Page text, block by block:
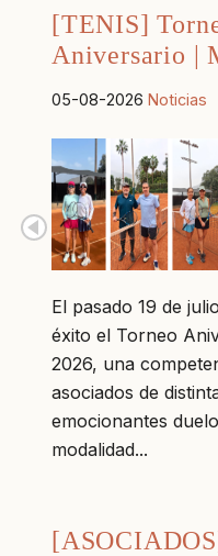
[TENIS]
Aniversario |
05-08-2026 Noticias
El pasado 19 de
éxito el Torneo
2026, una
asociados de
emocionantes
modalidad...